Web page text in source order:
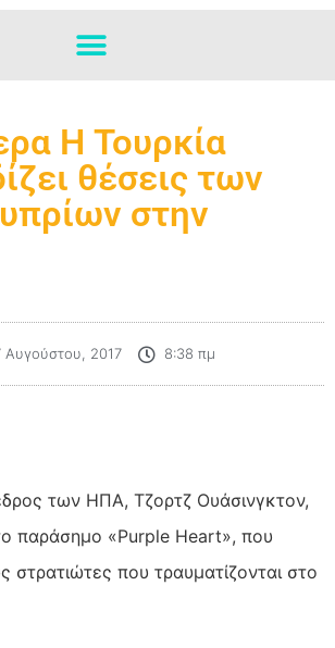
Η Τουρκία
θέσεις των
στην
Αυγούστου, 2017 8:38 πμ
των ΗΠΑ, Τζορτζ Ουάσινγκτον,
παράσημο «Purple Heart», που
στρατιώτες που τραυματίζονται στο